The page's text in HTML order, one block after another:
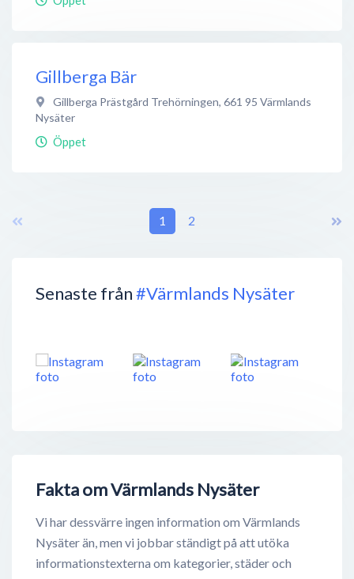
Senaste från#Värmlands Nysäter
Fakta om Värmlands Nysäter
Vi har dessvärre ingen information om Värmlands
Nysäter än, men vi jobbar ständigt på att utöka
informationstexterna om kategorier, städer och
Gillberga Bär
Gillberga Prästgård Trehörningen, 661 95 Värmlands
Nysäter
Öppet
1 2